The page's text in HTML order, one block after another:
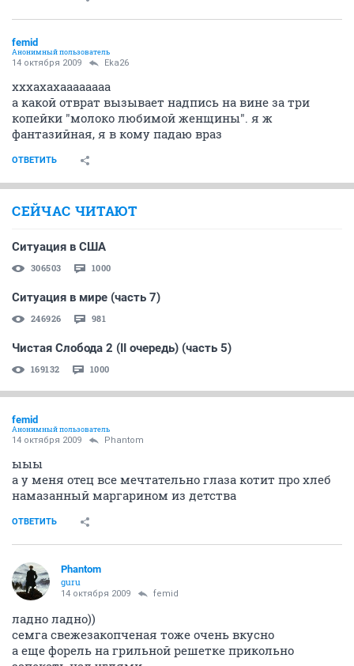
femid
Анонимный пользователь
14 октября 2009 Eka26
хххахахаааааааа
а какой отврат вызывает надпись на вине за три
копейки "молоко любимой женщины". я ж
фантазийная, я в кому падаю враз
ОТВЕТИТЬ
СЕЙЧАС ЧИТАЮТ
Ситуация в США
306503 1000
Ситуация в мире (часть 7)
246926 981
Чистая Слобода 2 (II очередь) (часть 5)
169132 1000
femid
Анонимный пользователь
14 октября 2009 Phantom
ыыы
а у меня отец все мечтательно глаза котит про хлеб
намазанный маргарином из детства
ОТВЕТИТЬ
Phantom
guru
14 октября 2009 femid
ладно ладно))
семга свежезакопченая тоже очень вкусно
а еще форель на грильной решетке прикольно